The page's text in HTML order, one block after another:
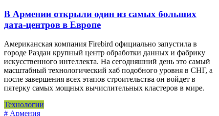
В Армении открыли один из самых больших
дата-центров в Европе
Американская компания Firebird официально запустила в
городе Раздан крупный центр обработки данных и фабрику
искусственного интеллекта. На сегодняшний день это самый
масштабный технологический хаб подобного уровня в СНГ, а
после завершения всех этапов строительства он войдет в
пятерку самых мощных вычислительных кластеров в мире.
Технологии
# Армения